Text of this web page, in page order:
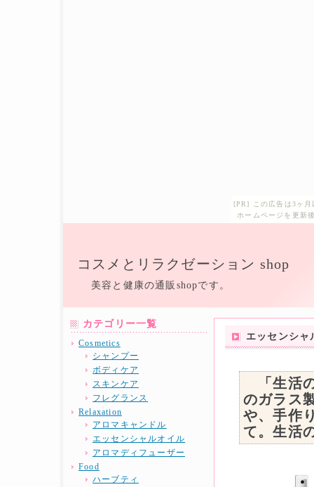
[PR] この広告は3ヶ
ホームページを更新
コスメとリラクゼーション shop
美容と健康の通販shopです。
エッセンシャ
「生活
のガラス
や、手作
て。生活
カテゴリー一覧
Cosmetics
シャンプー
ボディケア
スキンケア
フレグランス
Relaxation
アロマキャンドル
エッセンシャルオイル
アロマディフューザー
Food
ハーブティ